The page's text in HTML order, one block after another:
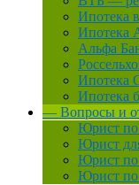
Ипотека
Ипотека
Альфа
Ипотека
Ипотека
— Вопросы и
Юрист по
Юрист
Юрист по
Юрист